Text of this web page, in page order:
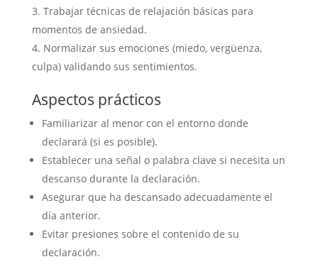
Trabajar técnicas de relajación básicas para
momentos de ansiedad.
Normalizar sus emociones (miedo, vergüenza,
culpa) validando sus sentimientos.
Aspectos prácticos
Familiarizar al menor con el entorno donde
declarará (si es posible).
Establecer una señal o palabra clave si necesita un
descanso durante la declaración.
Asegurar que ha descansado adecuadamente el
día anterior.
Evitar presiones sobre el contenido de su
declaración.